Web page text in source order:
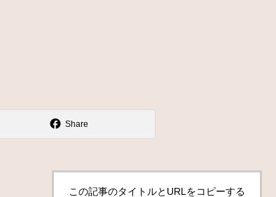
Share
この記事のタイトルとURLをコピーする